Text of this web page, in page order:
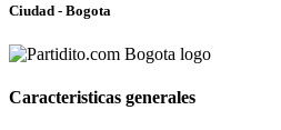
Ciudad - Bogota
Caracteristicas generales